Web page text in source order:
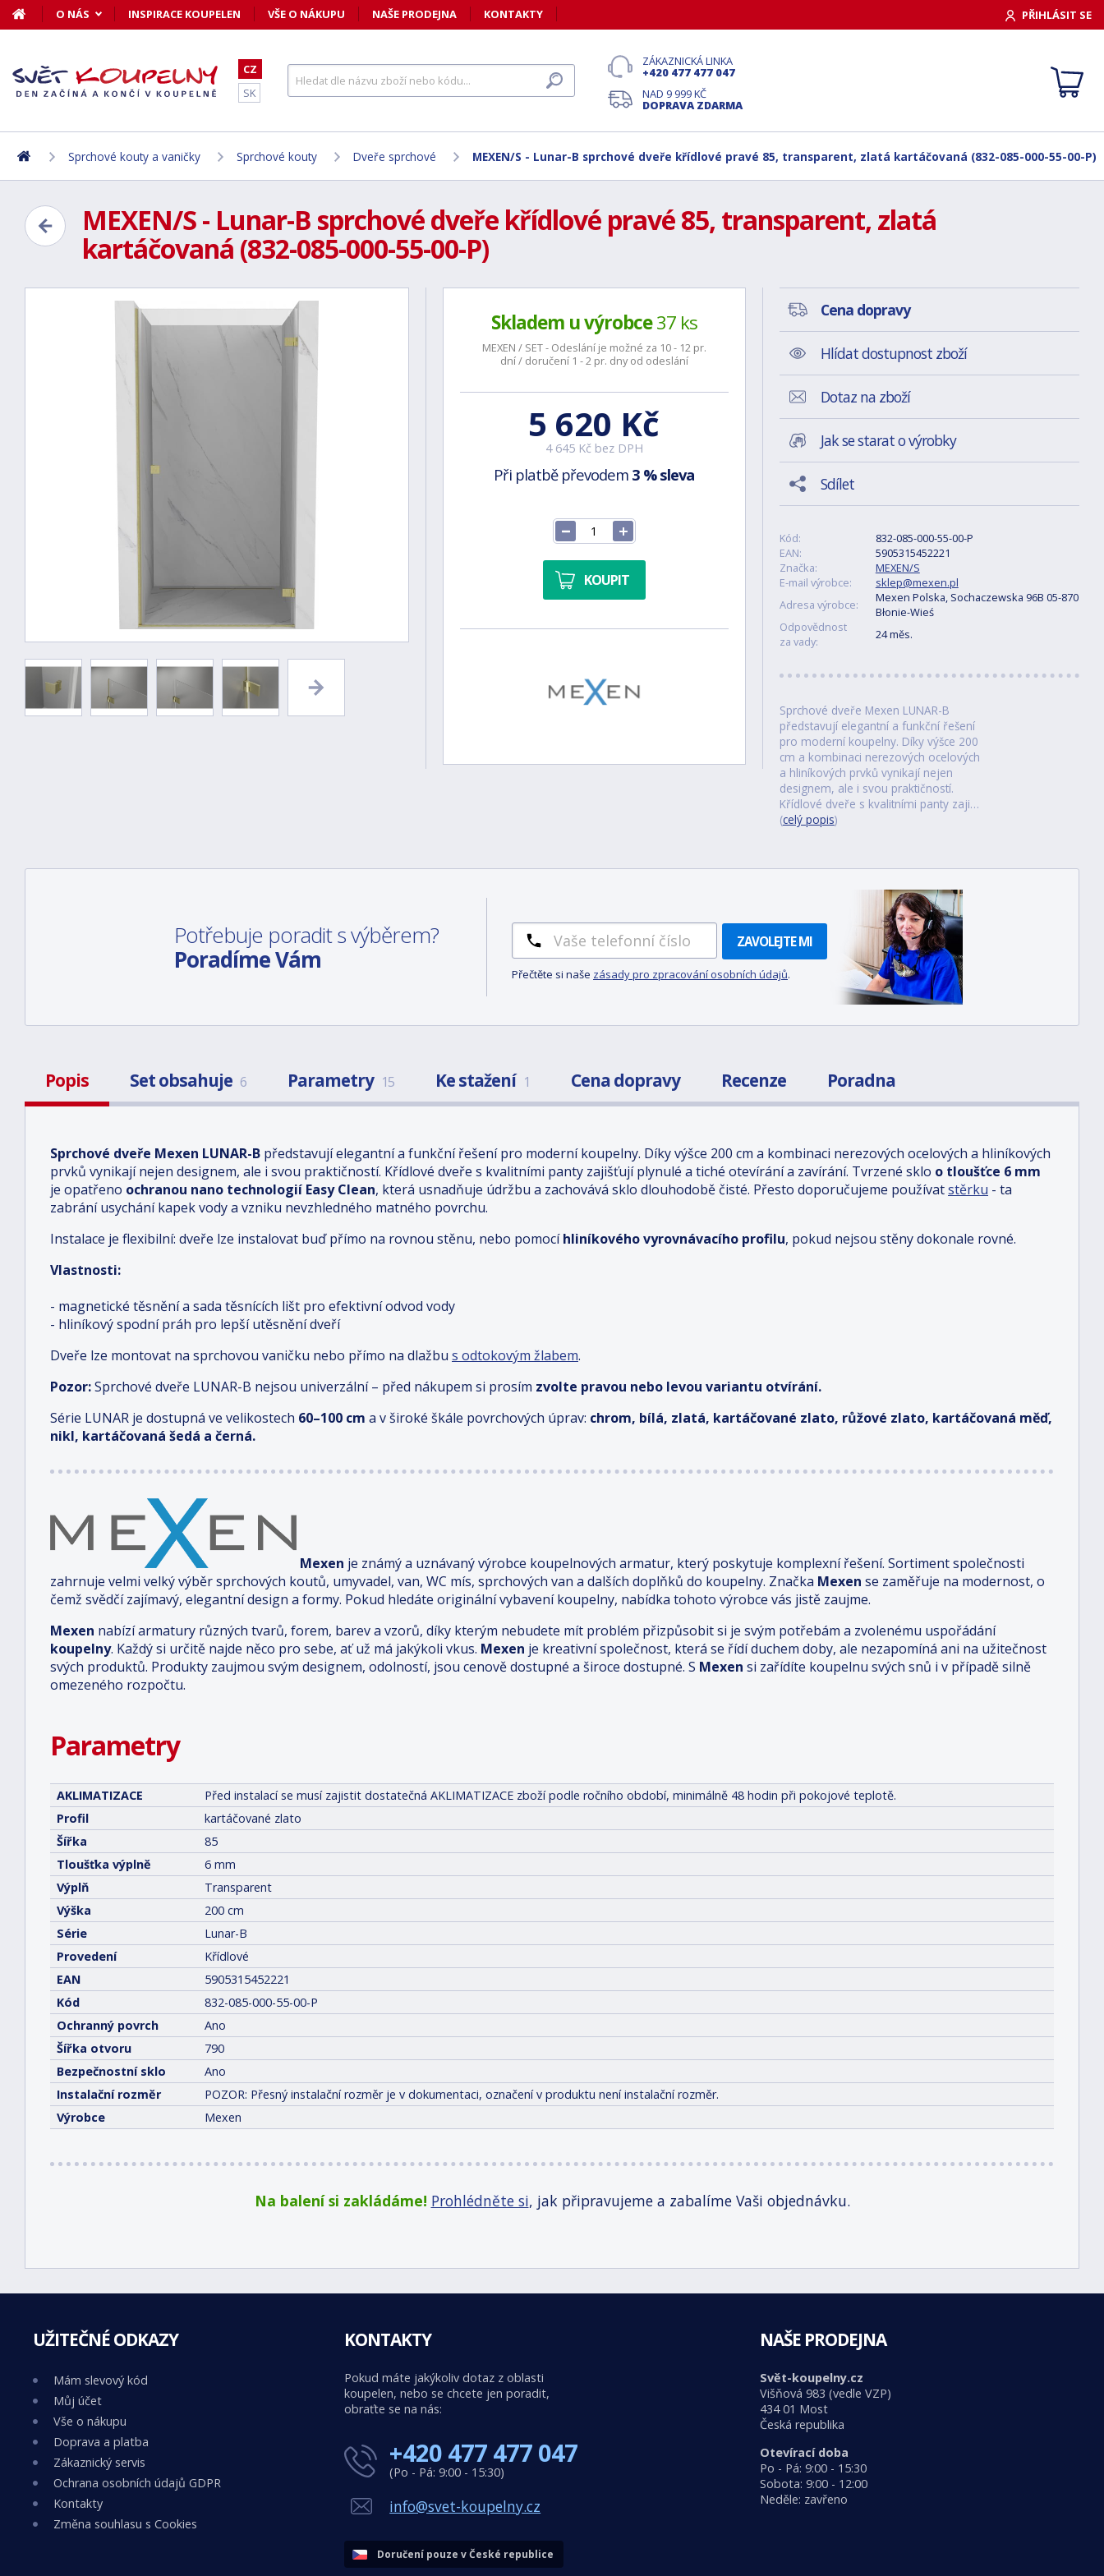
O NÁS INSPIRACE KOUPELEN VŠE O NÁKUPU NAŠE PRODEJNA KONTAKTY PŘIHLÁSIT SE
CZ
SK
ZÁKAZNICKÁ LINKA
+420 477 477 047
NAD 9 999 KČ
DOPRAVA ZDARMA
Sprchové kouty a vaničky Sprchové kouty Dveře sprchové MEXEN/S - Lunar-B sprchové dveře křídlové pravé 85, transparent, zlatá kartáčovaná (832-085-000-55-00-P)
MEXEN/S - Lunar-B sprchové dveře křídlové pravé 85, transparent, zlatá
kartáčovaná (832-085-000-55-00-P)
Skladem u výrobce37 ks
MEXEN / SET - Odeslání je možné za 10 - 12 pr.
dní / doručení 1 - 2 pr. dny od odeslání
5 620 Kč
4 645 Kč bez DPH
Při platbě převodem 3 % sleva
KOUPIT
Cena dopravy
Hlídat dostupnost zboží
Dotaz na zboží
Jak se starat o výrobky
Sdílet
Kód:
832-085-000-55-00-P
EAN:
5905315452221
Značka:
MEXEN/S
E-mail výrobce:
sklep@mexen.pl
Adresa výrobce:
Mexen Polska, Sochaczewska 96B 05-870
Błonie-Wieś
Odpovědnost
za vady:
24 měs.
Sprchové dveře Mexen LUNAR-B
představují elegantní a funkční řešení
pro moderní koupelny. Díky výšce 200
cm a kombinaci nerezových ocelových
a hliníkových prvků vynikají nejen
designem, ale i svou praktičností.
Křídlové dveře s kvalitními panty zaji…
(celý popis)
Potřebuje poradit s výběrem?
Poradíme Vám
ZAVOLEJTE MI
Přečtěte si naše zásady pro zpracování osobních údajů.
Popis Set obsahuje 6 Parametry 15 Ke stažení 1 Cena dopravy Recenze Poradna
Sprchové dveře Mexen LUNAR-B představují elegantní a funkční řešení pro moderní koupelny. Díky výšce 200 cm a kombinaci nerezových ocelových a hliníkových
prvků vynikají nejen designem, ale i svou praktičností. Křídlové dveře s kvalitními panty zajišťují plynulé a tiché otevírání a zavírání. Tvrzené sklo o tloušťce 6 mm
je opatřeno ochranou nano technologií Easy Clean, která usnadňuje údržbu a zachovává sklo dlouhodobě čisté. Přesto doporučujeme používatstěrku - ta
zabrání usychání kapek vody a vzniku nevzhledného matného povrchu.
Instalace je flexibilní: dveře lze instalovat buď přímo na rovnou stěnu, nebo pomocí hliníkového vyrovnávacího profilu, pokud nejsou stěny dokonale rovné.
Vlastnosti:
- magnetické těsnění a sada těsnících lišt pro efektivní odvod vody
- hliníkový spodní práh pro lepší utěsnění dveří
Dveře lze montovat na sprchovou vaničku nebo přímo na dlažbu s odtokovým žlabem.
Pozor:Sprchové dveře LUNAR-B nejsou univerzální – před nákupem si prosím zvolte pravou nebo levou variantu otvírání.
Série LUNAR je dostupná ve velikostech 60–100 cm a v široké škále povrchových úprav: chrom, bílá, zlatá, kartáčované zlato, růžové zlato, kartáčovaná měď,
nikl, kartáčovaná šedá a černá.
Mexen je známý a uznávaný výrobce koupelnových armatur, který poskytuje komplexní řešení. Sortiment společnosti
zahrnuje velmi velký výběr sprchových koutů, umyvadel, van, WC mís, sprchových van a dalších doplňků do koupelny. Značka Mexen se zaměřuje na modernost, o
čemž svědčí zajímavý, elegantní design a formy. Pokud hledáte originální vybavení koupelny, nabídka tohoto výrobce vás jistě zaujme.
Mexen nabízí armatury různých tvarů, forem, barev a vzorů, díky kterým nebudete mít problém přizpůsobit si je svým potřebám a zvolenému uspořádání
koupelny. Každý si určitě najde něco pro sebe, ať už má jakýkoli vkus. Mexen je kreativní společnost, která se řídí duchem doby, ale nezapomíná ani na užitečnost
svých produktů. Produkty zaujmou svým designem, odolností, jsou cenově dostupné a široce dostupné. S Mexen si zařídíte koupelnu svých snů i v případě silně
omezeného rozpočtu.
Parametry
AKLIMATIZACE
Před instalací se musí zajistit dostatečná AKLIMATIZACE zboží podle ročního období, minimálně 48 hodin při pokojové teplotě.
Profil
kartáčované zlato
Šířka
85
Tloušťka výplně
6 mm
Výplň
Transparent
Výška
200 cm
Série
Lunar-B
Provedení
Křídlové
EAN
5905315452221
Kód
832-085-000-55-00-P
Ochranný povrch
Ano
Šířka otvoru
790
Bezpečnostní sklo
Ano
Instalační rozměr
POZOR: Přesný instalační rozměr je v dokumentaci, označení v produktu není instalační rozměr.
Výrobce
Mexen
Na balení si zakládáme! Prohlédněte si, jak připravujeme a zabalíme Vaši objednávku.
UŽITEČNÉ ODKAZY
Mám slevový kód
Můj účet
Vše o nákupu
Doprava a platba
Zákaznický servis
Ochrana osobních údajů GDPR
Kontakty
Změna souhlasu s Cookies
KONTAKTY
Pokud máte jakýkoliv dotaz z oblasti
koupelen, nebo se chcete jen poradit,
obraťte se na nás:
+420 477 477 047
(Po - Pá: 9:00 - 15:30)
info@svet-koupelny.cz
Doručení pouze v České republice
NAŠE PRODEJNA
Svět-koupelny.cz
Višňová 983 (vedle VZP)
434 01 Most
Česká republika
Otevírací doba
Po - Pá: 9:00 - 15:30
Sobota: 9:00 - 12:00
Neděle: zavřeno